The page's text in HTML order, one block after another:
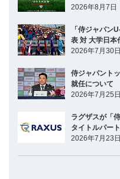
2026年8月7日
「侍ジャパン
表 対 大学日本
2026年7月30日
侍ジャパント
就任について
2026年7月25日
ラグザスが「
タイトルパー
2026年7月23日